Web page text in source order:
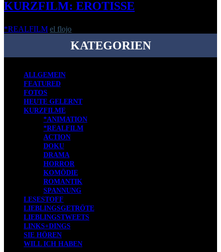
KURZFILM: EROTISSE
*REALFILM el flojo
KATEGORIEN
ALLGEMEIN
FEATURED
FOTOS
HEUTE GELERNT
KURZFILME
*ANIMATION
*REALFILM
ACTION
DOKU
DRAMA
HORROR
KOMÖDIE
ROMANTIK
SPANNUNG
LESESTOFF
LIEBLINGSGETRÖTE
LIEBLINGSTWEETS
LINKS+DINGS
SIE HÖREN
WILL ICH HABEN